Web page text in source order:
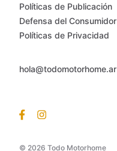
© 2026 Todo Motorhome
Políticas de Publicación
Defensa del Consumidor
Políticas de Privacidad
hola@todomotorhome.ar